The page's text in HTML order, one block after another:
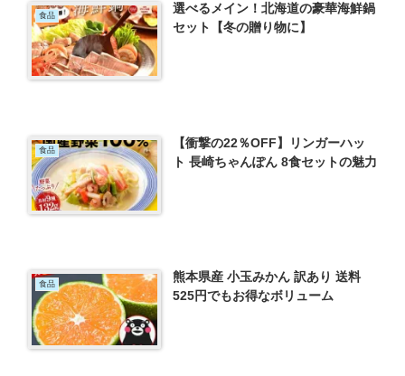
食品
選べるメイン！北海道の豪華海鮮鍋
セット【冬の贈り物に】
食品
【衝撃の22％OFF】リンガーハッ
ト 長崎ちゃんぽん 8食セットの魅力
食品
熊本県産 小玉みかん 訳あり 送料
525円でもお得なボリューム